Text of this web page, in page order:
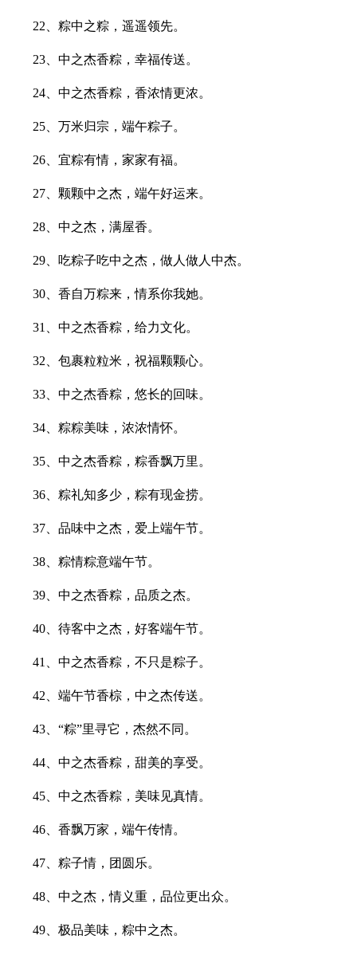
22、粽中之粽，遥遥领先。
23、中之杰香粽，幸福传送。
24、中之杰香粽，香浓情更浓。
25、万米归宗，端午粽子。
26、宜粽有情，家家有福。
27、颗颗中之杰，端午好运来。
28、中之杰，满屋香。
29、吃粽子吃中之杰，做人做人中杰。
30、香自万粽来，情系你我她。
31、中之杰香粽，给力文化。
32、包裹粒粒米，祝福颗颗心。
33、中之杰香粽，悠长的回味。
34、粽粽美味，浓浓情怀。
35、中之杰香粽，粽香飘万里。
36、粽礼知多少，粽有现金捞。
37、品味中之杰，爱上端午节。
38、粽情粽意端午节。
39、中之杰香粽，品质之杰。
40、待客中之杰，好客端午节。
41、中之杰香粽，不只是粽子。
42、端午节香棕，中之杰传送。
43、“粽”里寻它，杰然不同。
44、中之杰香粽，甜美的享受。
45、中之杰香粽，美味见真情。
46、香飘万家，端午传情。
47、粽子情，团圆乐。
48、中之杰，情义重，品位更出众。
49、极品美味，粽中之杰。